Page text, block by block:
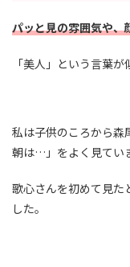
パッと見の雰囲気や、
「美人」という言葉
私は子供のころから森
朝は…」をよく見てい
歌心さんを初めて見た
した。